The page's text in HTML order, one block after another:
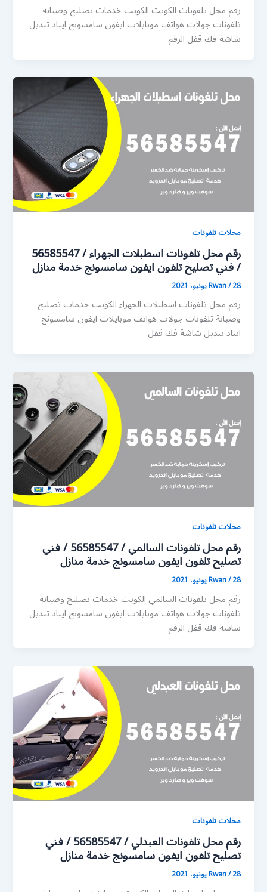
رقم محل تلفونات الكويت الكويت خدمات تصليح وصيانة
تلفونات جولات هواتف موبايلات ايفون سامسونج ايباد تبديل
شاشة فك قفل الرقم
محلات تلفونات
رقم محل تلفونات اسطبلات الجهراء / 56585547
/ فني تصليح تلفون ايفون سامسونج خدمة منازل
Rwan/28 يونيو، 2021
رقم محل تلفونات اسطبلات الجهراء الكويت خدمات تصليح
وصيانة تلفونات جولات هواتف موبايلات ايفون سامسونج
ايباد تبديل شاشة فك قفل
محلات تلفونات
رقم محل تلفونات السالمي / 56585547 / فني
تصليح تلفون ايفون سامسونج خدمة منازل
Rwan/28 يونيو، 2021
رقم محل تلفونات السالمي الكويت خدمات تصليح وصيانة
تلفونات جولات هواتف موبايلات ايفون سامسونج ايباد تبديل
شاشة فك قفل الرقم
محلات تلفونات
رقم محل تلفونات العبدلي / 56585547 / فني
تصليح تلفون ايفون سامسونج خدمة منازل
Rwan/28 يونيو، 2021